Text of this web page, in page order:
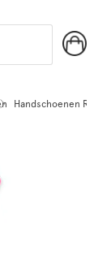
Handschoenen Roze